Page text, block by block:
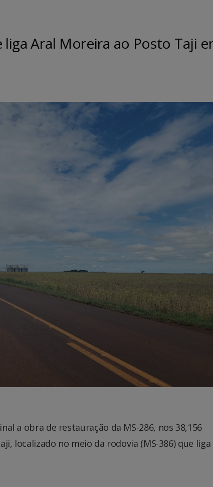
Aral Moreira ao Posto Taji
a obra de restauração da MS-286, nos 38,156
localizado no meio da rodovia (MS-386) que